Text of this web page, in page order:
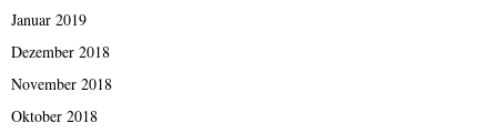
Januar 2019
Dezember 2018
November 2018
Oktober 2018